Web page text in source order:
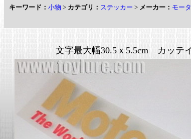
キーワード： 小物 > カテゴリ： ステッカー > メーカー： モー
文字最大幅30.5ｘ5.5cm カッテ